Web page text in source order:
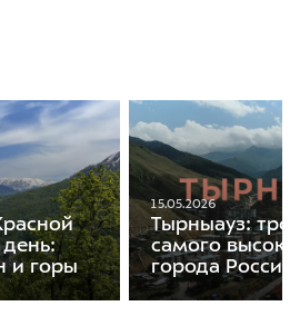
и горы
15.05.2026
Тырныауз:
самого
города России